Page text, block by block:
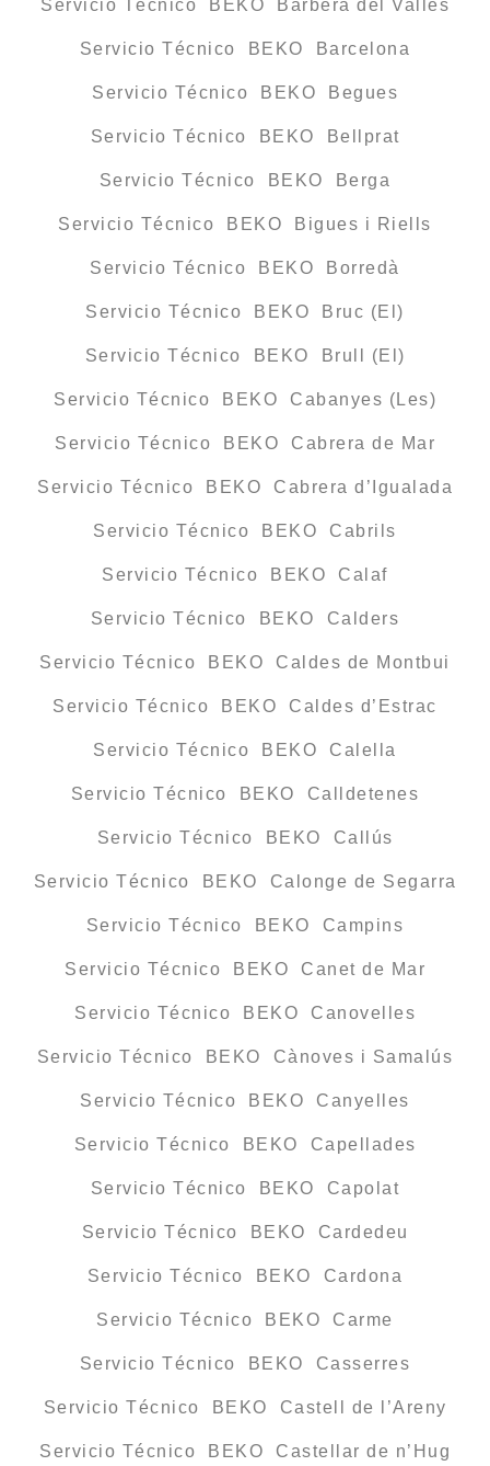
Servicio Técnico BEKO Barberà del Vallès
Servicio Técnico BEKO Barcelona
Servicio Técnico BEKO Begues
Servicio Técnico BEKO Bellprat
Servicio Técnico BEKO Berga
Servicio Técnico BEKO Bigues i Riells
Servicio Técnico BEKO Borredà
Servicio Técnico BEKO Bruc (El)
Servicio Técnico BEKO Brull (El)
Servicio Técnico BEKO Cabanyes (Les)
Servicio Técnico BEKO Cabrera de Mar
Servicio Técnico BEKO Cabrera d’Igualada
Servicio Técnico BEKO Cabrils
Servicio Técnico BEKO Calaf
Servicio Técnico BEKO Calders
Servicio Técnico BEKO Caldes de Montbui
Servicio Técnico BEKO Caldes d’Estrac
Servicio Técnico BEKO Calella
Servicio Técnico BEKO Calldetenes
Servicio Técnico BEKO Callús
Servicio Técnico BEKO Calonge de Segarra
Servicio Técnico BEKO Campins
Servicio Técnico BEKO Canet de Mar
Servicio Técnico BEKO Canovelles
Servicio Técnico BEKO Cànoves i Samalús
Servicio Técnico BEKO Canyelles
Servicio Técnico BEKO Capellades
Servicio Técnico BEKO Capolat
Servicio Técnico BEKO Cardedeu
Servicio Técnico BEKO Cardona
Servicio Técnico BEKO Carme
Servicio Técnico BEKO Casserres
Servicio Técnico BEKO Castell de l’Areny
Servicio Técnico BEKO Castellar de n’Hug